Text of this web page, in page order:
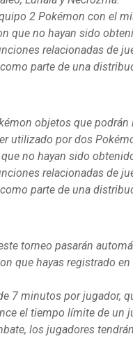
2 Pokémon con el
que no hayan sido
relacionadas de
parte de una
objetos que
utilizado por dos
no hayan sido
relacionadas de
parte de una
torneo pasarán
que hayas registrado
7 minutos por jugador,
el tiempo límite de un
los jugadores